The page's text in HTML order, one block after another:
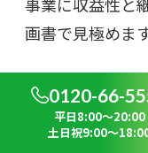
画書で見極めます
評価されやすい
イントは以下の
0120-66-
平日8:00～20:00
土日祝9:00～